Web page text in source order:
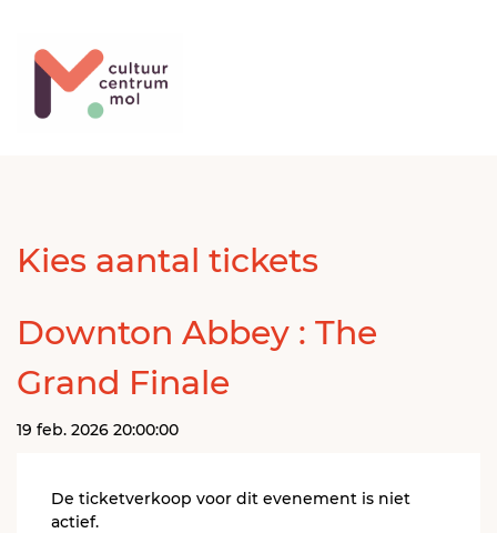
Kies aantal tickets
Downton Abbey : The
Grand Finale
19 feb. 2026 20:00:00
De ticketverkoop voor dit evenement is niet
actief.